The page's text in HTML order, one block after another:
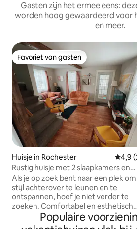
Gasten zijn het ermee eens:
worden hoog gewaardeerd voor
en meer.
Favoriet van gasten
Favoriet van gasten
Huisje in Rochester
4,9
Rustig huisje met 2 slaapkamers en
terras bij Seabreeze
Als je op zoek bent naar een plek om
stijl achterover te leunen en te
ontspannen, hoef je niet verder te
zoeken. Comfortabel en esthetisch
aangenaam dit chique
huisje met 2 slaapkamers ligt op
Populaire